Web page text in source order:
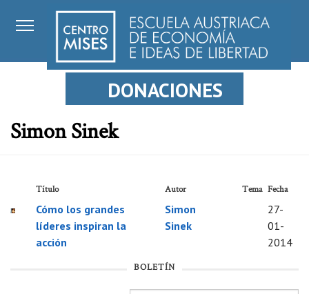
DONACIONES
Simon Sinek
Título Autor Tema Fecha
Cómo los grandes
líderes inspiran la
acción
Simon
Sinek
27-
01-
2014
BOLETÍN